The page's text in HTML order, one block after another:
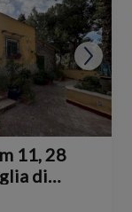
11, 28
di